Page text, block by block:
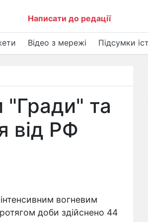
Написати до редації
Відео з мережі Підсумки
"Гради" та
від РФ
вогневим
доби здійснено 44